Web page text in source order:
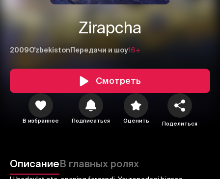
Zirapcha
2009O'zbekiston Передачи и шоу16+
Смотреть
В избранное Подписаться Оценить Поделиться
ОписаниеВ главных ролях
Отправить